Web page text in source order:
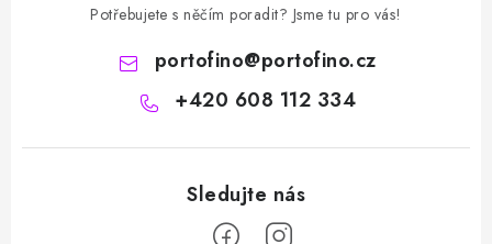
Potřebujete s něčím poradit? Jsme tu pro vás!
portofino@portofino.cz
+420 608 112 334